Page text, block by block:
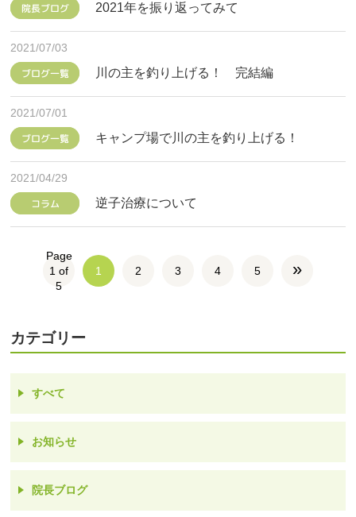
院長ブログ 2021年を振り返ってみて
2021/07/03
ブログ一覧 川の主を釣り上げる！ 完結編
2021/07/01
ブログ一覧 キャンプ場で川の主を釣り上げる！
2021/04/29
コラム 逆子治療について
Page
1 of
5
1 2 3 4 5 »
カテゴリー
すべて
お知らせ
院長ブログ